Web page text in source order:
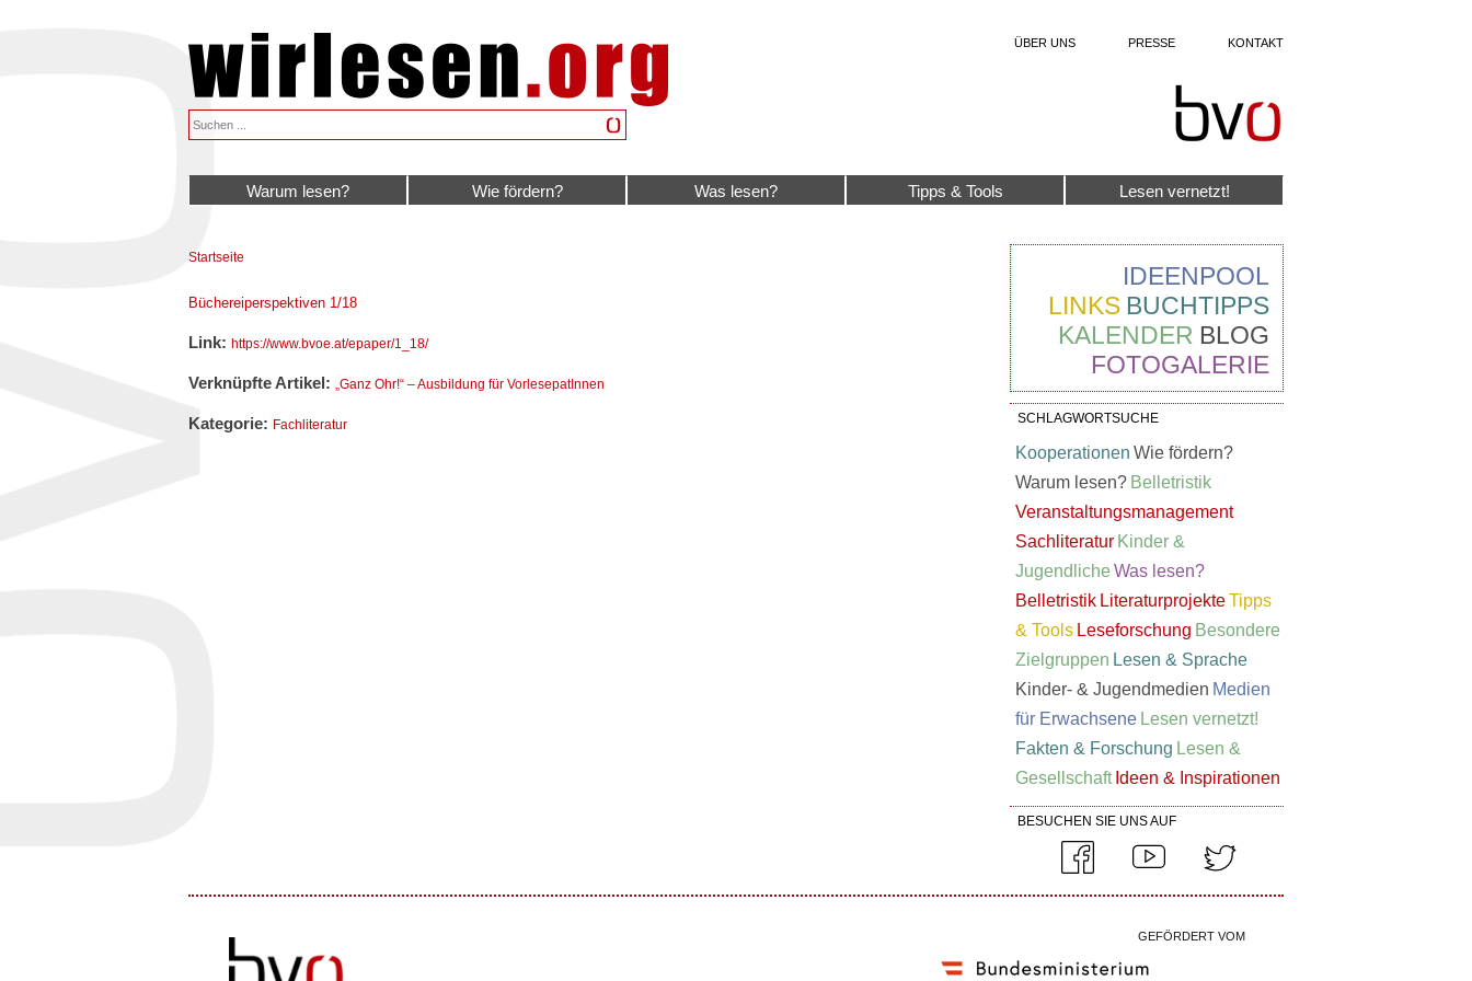
ÜBER UNS PRESSE KONTAKT
Warum lesen? Wie fördern? Was lesen? Tipps & Tools Lesen vernetzt!
Sie sind hier
Startseite
Büchereiperspektiven 1/18
Link: https://www.bvoe.at/epaper/1_18/
Verknüpfte Artikel: „Ganz Ohr!“ – Ausbildung für VorlesepatInnen
Kategorie: Fachliteratur
IDEENPOOL
BUCHTIPPS
LINKS
BLOG
KALENDER
FOTOGALERIE
SCHLAGWORTSUCHE
Kooperationen Wie fördern?
Warum lesen? Belletristik
Veranstaltungsmanagement
Sachliteratur Kinder &
Jugendliche Was lesen?
Belletristik LiteraturprojekteTipps
& Tools Leseforschung Besondere
Zielgruppen Lesen & Sprache
Kinder- & Jugendmedien Medien
für Erwachsene Lesen vernetzt!
Fakten & Forschung Lesen &
Gesellschaft Ideen & Inspirationen
BESUCHEN SIE UNS AUF
GEFÖRDERT VOM